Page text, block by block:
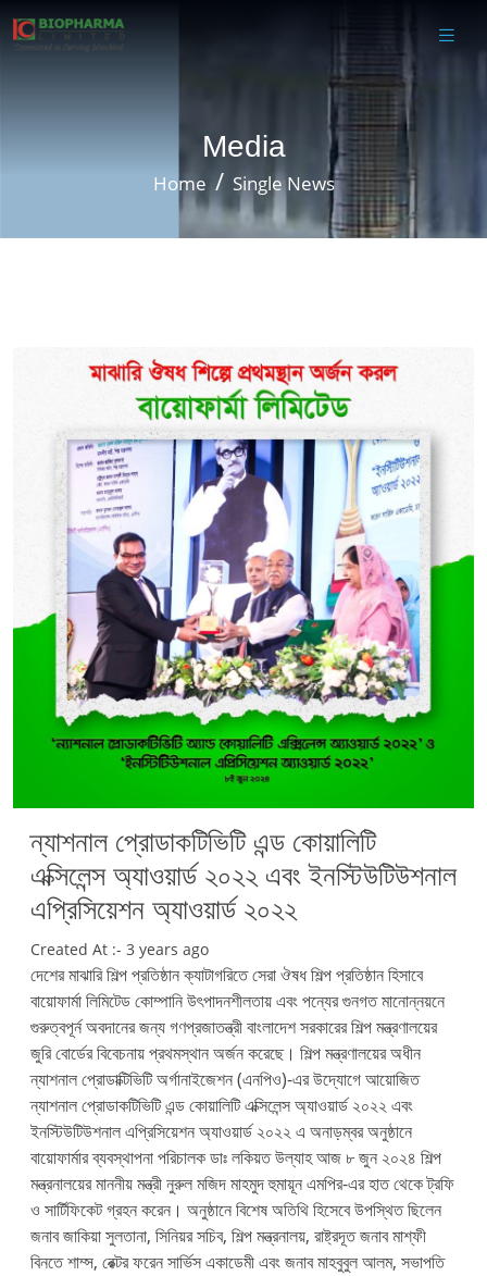
Media
Home Single News
ন্যাশনাল প্রোডাকটিভিটি এন্ড কোয়ালিটি
এক্সিলেন্স অ্যাওয়ার্ড ২০২২ এবং ইনস্টিউটিউশনাল
এপ্রিসিয়েশন অ্যাওয়ার্ড ২০২২
Created At :- 3 years ago
দেশের মাঝারি শিল্প প্রতিষ্ঠান ক্যাটাগরিতে সেরা ঔষধ শিল্প প্রতিষ্ঠান হিসাবে
বায়োফার্মা লিমিটেড কোম্পানি উৎপাদনশীলতায় এবং পন্যের গুনগত মানোন্নয়নে
গুরুত্বপূর্ন অবদানের জন্য গণপ্রজাতন্ত্রী বাংলাদেশ সরকারের শিল্প মন্ত্রণালয়ের
জুরি বোর্ডের বিবেচনায় প্রথমস্থান অর্জন করেছে। শিল্প মন্ত্রণালয়ের অধীন
ন্যাশনাল প্রোডাক্টিভিটি অর্গানাইজেশন (এনপিও)-এর উদ্যোগে আয়োজিত
ন্যাশনাল প্রোডাকটিভিটি এন্ড কোয়ালিটি এক্সিলেন্স অ্যাওয়ার্ড ২০২২ এবং
ইনস্টিউটিউশনাল এপ্রিসিয়েশন অ্যাওয়ার্ড ২০২২ এ অনাড়ম্বর অনুষ্ঠানে
বায়োফার্মার ব্যবস্থাপনা পরিচালক ডাঃ লকিয়ত উল্যাহ আজ ৮ জুন ২০২৪ শিল্প
মন্ত্রনালয়ের মাননীয় মন্ত্রী নুরুল মজিদ মাহমুদ হুমায়ূন এমপির-এর হাত থেকে ট্রফি
ও সার্টিফিকেট গ্রহন করেন। অনুষ্ঠানে বিশেষ অতিথি হিসেবে উপস্থিত ছিলেন
জনাব জাকিয়া সুলতানা, সিনিয়র সচিব, শিল্প মন্ত্রনালয়, রাষ্ট্রদূত জনাব মাশ্ফী
বিনতে শাম্স, রেক্টর ফরেন সার্ভিস একাডেমী এবং জনাব মাহবুবুল আলম, সভাপতি